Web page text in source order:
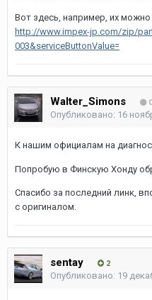
Вот здесь, например, их
http://www.impex-jp.com/zip/
003&serviceButtonValue=
Walter_Simons 0
Опубликовано: 16
К нашим официалам на
Попробую в Финскую Хонду
Спасибо за последний линк,
с оригиналом.
sentay 2
Опубликовано: 19